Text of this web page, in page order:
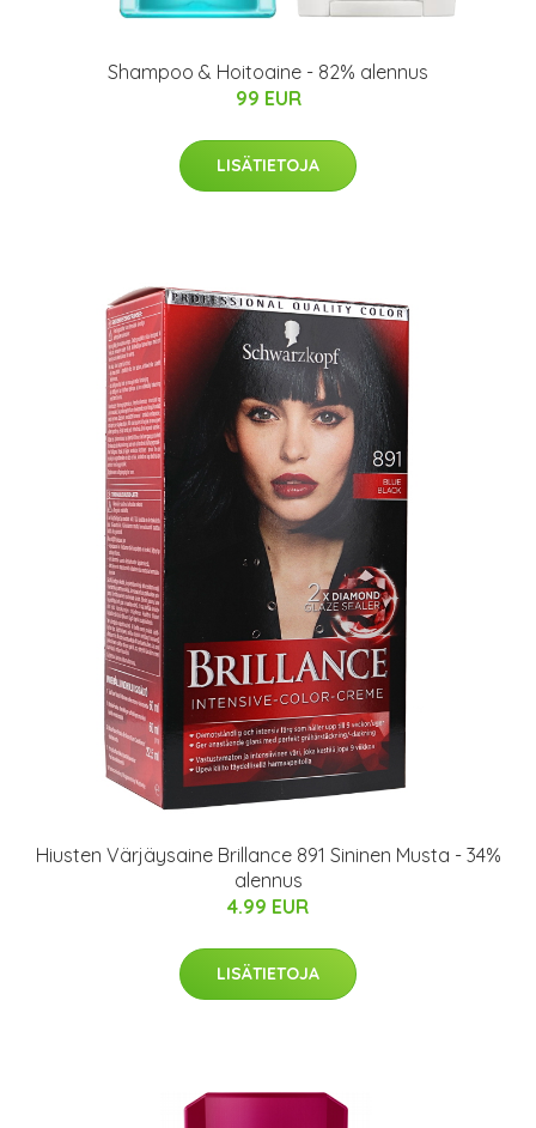
Shampoo & Hoitoaine - 82% alennus
99 EUR
LISÄTIETOJA
Hiusten Värjäysaine Brillance 891 Sininen Musta - 34%
alennus
4.99 EUR
LISÄTIETOJA